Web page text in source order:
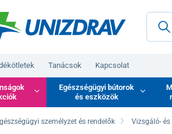
Tanácsok Kapcsolat
Egészségügyi bútorok
és eszközök
személyzet és rendelők Vizsgáló-